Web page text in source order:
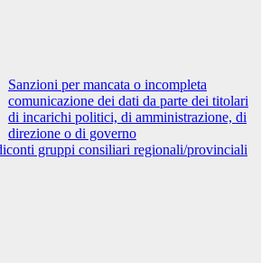
Sanzioni per mancata o incompleta
comunicazione dei dati da parte dei titolari
di incarichi politici, di amministrazione, di
direzione o di governo
gruppi consiliari regionali/provinciali